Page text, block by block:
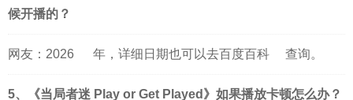
候开播的？
网友： 2026 年，详细日期也可以去百度百科 查询。
5、《当局者迷 Play or Get Played》如果播放卡顿怎么办？